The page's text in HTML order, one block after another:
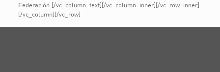
Federación.[/vc_column_text][/vc_column_inner][/vc_row_inner]
[/vc_column][/vc_row]